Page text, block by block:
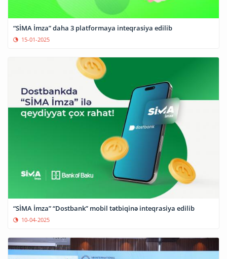
“SİMA İmza” daha 3 platformaya inteqrasiya edilib
15-01-2025
“SİMA İmza” “Dostbank” mobil tətbiqinə inteqrasiya edilib
10-04-2025